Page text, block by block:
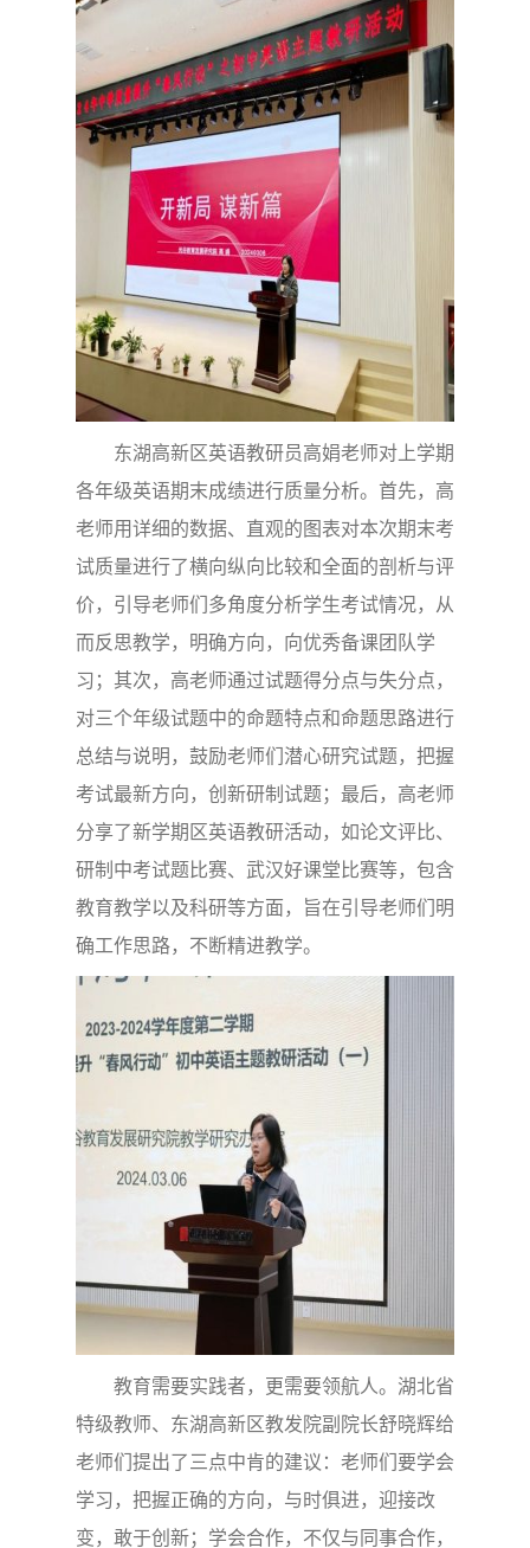
东湖高新区英语教研员高娟老师对上学期
各年级英语期末成绩进行质量分析。首先，高
老师用详细的数据、直观的图表对本次期末考
试质量进行了横向纵向比较和全面的剖析与评
价，引导老师们多角度分析学生考试情况，从
而反思教学，明确方向，向优秀备课团队学
习；其次，高老师通过试题得分点与失分点，
对三个年级试题中的命题特点和命题思路进行
总结与说明，鼓励老师们潜心研究试题，把握
考试最新方向，创新研制试题；最后，高老师
分享了新学期区英语教研活动，如论文评比、
研制中考试题比赛、武汉好课堂比赛等，包含
教育教学以及科研等方面，旨在引导老师们明
确工作思路，不断精进教学。
教育需要实践者，更需要领航人。湖北省
特级教师、东湖高新区教发院副院长舒晓辉给
老师们提出了三点中肯的建议：老师们要学会
学习，把握正确的方向，与时俱进，迎接改
变，敢于创新；学会合作，不仅与同事合作，